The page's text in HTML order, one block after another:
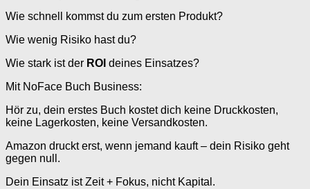
Wie schnell kommst du zum ersten Produkt?
Wie wenig Risiko hast du?
Wie stark ist der ROI deines Einsatzes?
Mit NoFace Buch Business:
Hör zu, dein erstes Buch kostet dich keine Druckkosten,
keine Lagerkosten, keine Versandkosten.
Amazon druckt erst, wenn jemand kauft – dein Risiko geht
gegen null.
Dein Einsatz ist Zeit + Fokus, nicht Kapital.